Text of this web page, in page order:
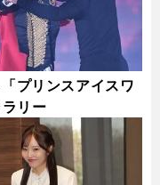
プリンスアイスワ
リー